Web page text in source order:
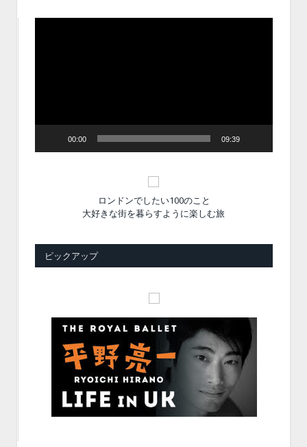
00:00 09:39
ロンドンでしたい100のこと
大好きな街を暮らすように楽しむ旅
ピックアップ